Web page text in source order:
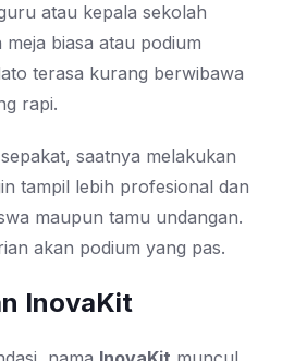
atau kepala sekolah
biasa atau podium
terasa kurang berwibawa
rapi.
saatnya melakukan
tampil lebih profesional dan
maupun tamu undangan.
akan podium yang pas.
InovaKit